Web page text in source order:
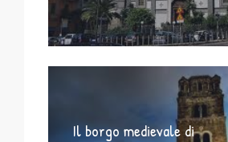
Il borgo medievale di